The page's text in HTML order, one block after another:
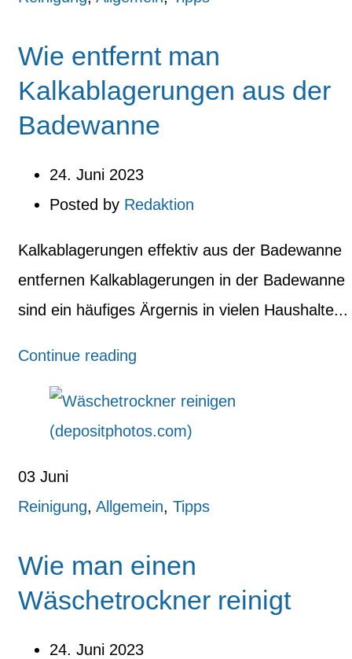
Wie entfernt man
Kalkablagerungen aus der
Badewanne
24. Juni 2023
Posted by Redaktion
Kalkablagerungen effektiv aus der Badewanne
entfernen Kalkablagerungen in der Badewanne
sind ein häufiges Ärgernis in vielen Haushalte...
Continue reading
03 Juni
Reinigung, Allgemein, Tipps
Wie man einen
Wäschetrockner reinigt
24. Juni 2023